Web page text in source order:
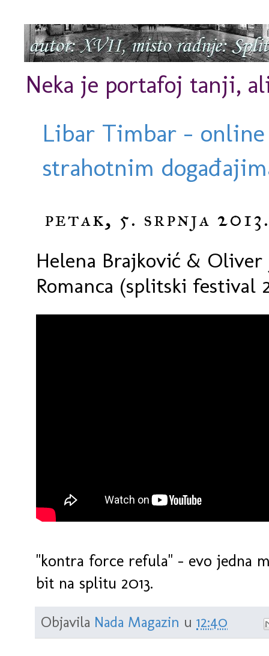
Neka je portafoj tanji,
Libar Timbar -
strahotnim
petak, 5. srpnja 2013.
Helena Brajković & Oliver
Romanca (splitski festival
"kontra force refula" - evo jedna
bit na splitu 2013.
Objavila Nada Magazin u 12:40